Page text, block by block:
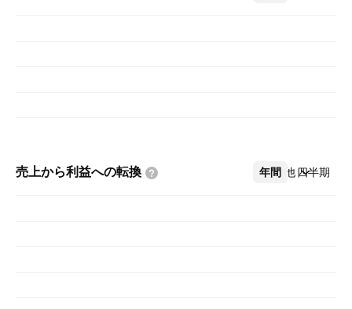
売上から利益への転換 年間 四半期
その他